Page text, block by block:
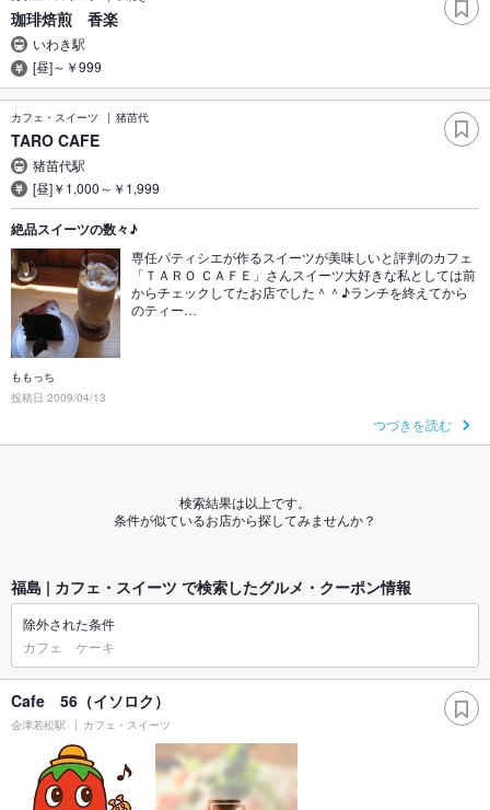
珈琲焙煎 香楽
いわき駅
[昼]～￥999
カフェ・スイーツ 猪苗代
TARO CAFE
猪苗代駅
[昼]￥1,000～￥1,999
絶品スイーツの数々♪
専任パティシエが作るスイーツが美味しいと評判のカフェ
「ＴＡＲＯ ＣＡＦＥ」さんスイーツ大好きな私としては前
からチェックしてたお店でした＾＾♪ランチを終えてから
のティー…
ももっち
投稿日 2009/04/13
つづきを読む
検索結果は以上です。
条件が似ているお店から探してみませんか？
福島 | カフェ・スイーツ で検索したグルメ・クーポン情報
除外された条件
カフェ ケーキ
Cafe 56（イソロク）
会津若松駅 カフェ・スイーツ